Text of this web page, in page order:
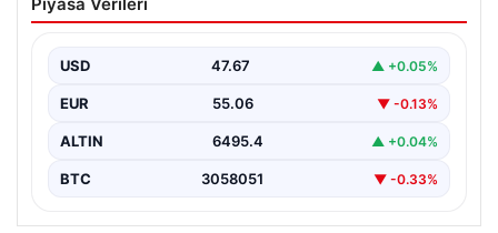
İkramiyeleri Ne Zaman Ödenecek?
milyon emekli vatandaşın gözü kulağı bayram
ikramiyesi…
Piyasa Verileri
USD 47.67 ▲ +0.05%
EUR 55.06 ▼ -0.13%
ALTIN 6495.4 ▲ +0.04%
BTC 3058051 ▼ -0.33%